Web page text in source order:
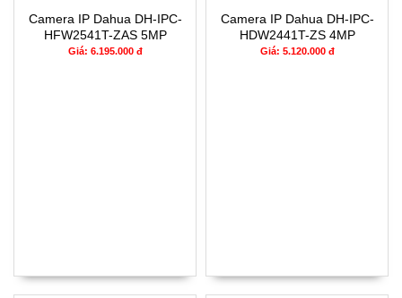
Camera IP Dahua DH-IPC-
HFW2541T-ZAS 5MP
Giá: 6.195.000 đ
Camera IP Dahua DH-IPC-
HDW2441T-ZS 4MP
Giá: 5.120.000 đ